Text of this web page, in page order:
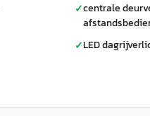
✓centrale
✓LED